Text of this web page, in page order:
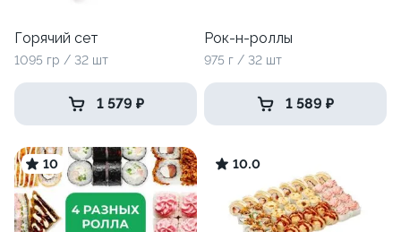
Горячий сет
1095 гр / 32 шт
1 579 ₽
Рок-н-роллы
975 г / 32 шт
1 589 ₽
10 10.0